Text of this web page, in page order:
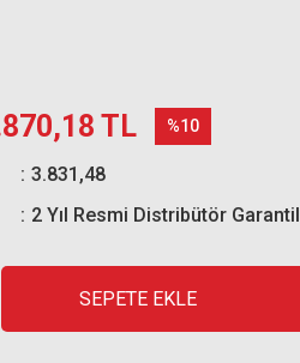
TL %10
3.831,48
2 Yıl Resmi Distribütör
SEPETE EKLE